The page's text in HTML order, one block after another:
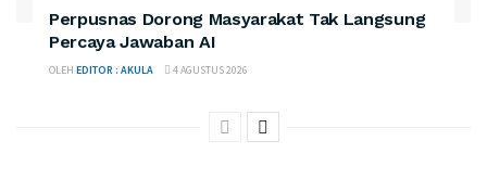
Perpusnas Dorong Masyarakat Tak Langsung
Percaya Jawaban AI
OLEH EDITOR : AKULA 4 AGUSTUS 2026